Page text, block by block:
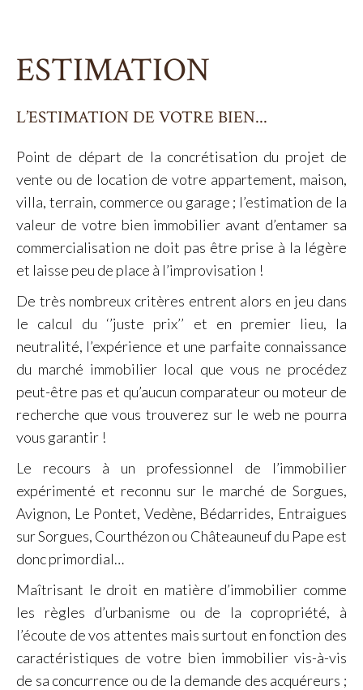
ESTIMATION
L’ESTIMATION DE VOTRE BIEN...
Point de départ de la concrétisation du projet de
vente ou de location de votre appartement, maison,
villa, terrain, commerce ou garage ; l’estimation de la
valeur de votre bien immobilier avant d’entamer sa
commercialisation ne doit pas être prise à la légère
et laisse peu de place à l’improvisation !
De très nombreux critères entrent alors en jeu dans
le calcul du ‘’juste prix’’ et en premier lieu, la
neutralité, l’expérience et une parfaite connaissance
du marché immobilier local que vous ne procédez
peut-être pas et qu’aucun comparateur ou moteur de
recherche que vous trouverez sur le web ne pourra
vous garantir !
Le recours à un professionnel de l’immobilier
expérimenté et reconnu sur le marché de Sorgues,
Avignon, Le Pontet, Vedène, Bédarrides, Entraigues
sur Sorgues, Courthézon ou Châteauneuf du Pape est
donc primordial…
Maîtrisant le droit en matière d’immobilier comme
les règles d’urbanisme ou de la copropriété, à
l’écoute de vos attentes mais surtout en fonction des
caractéristiques de votre bien immobilier vis-à-vis
de sa concurrence ou de la demande des acquéreurs ;